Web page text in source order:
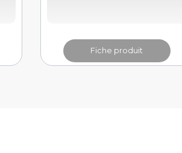
Fiche produit